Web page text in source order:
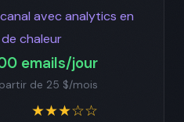
avec analytics en
chaleur
emails/jour
de 25 $/mois
★★★☆☆